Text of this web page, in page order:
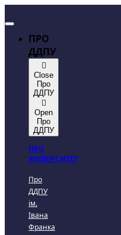
ПРО
ДДПУ
Close
Про
ДДПУ
Open
Про
ДДПУ
ПРО
УНІВЕРСИТЕТ
Про
ДДПУ
ім.
Івана
Франка